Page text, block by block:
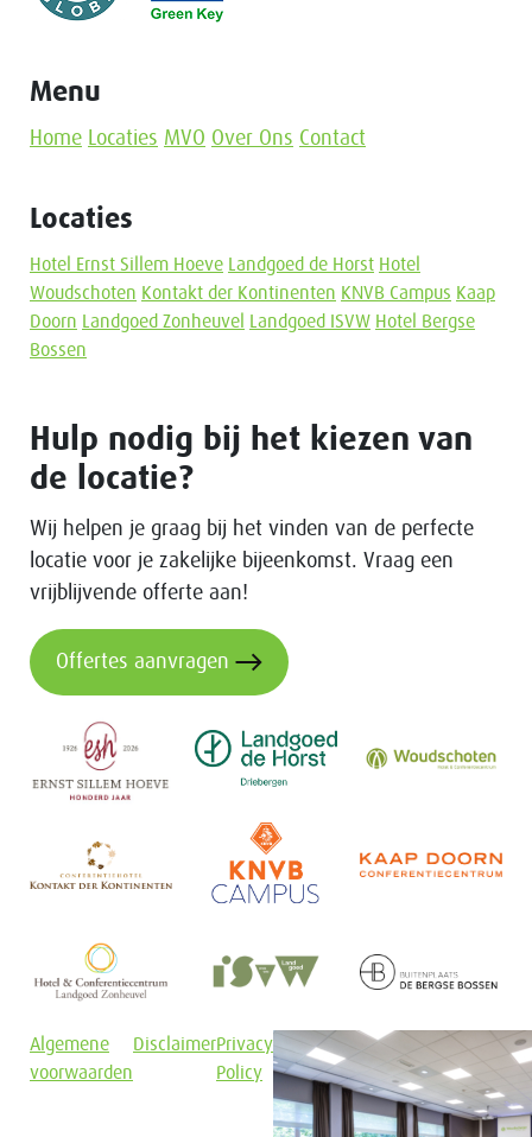
Menu
Home Locaties MVO Over Ons Contact
Locaties
Hotel Ernst Sillem Hoeve Landgoed de Horst Hotel
Woudschoten Kontakt der Kontinenten KNVB Campus Kaap
Doorn
Landgoed Zonheuvel Landgoed ISVW Hotel Bergse
Bossen
Hulp nodig bij het kiezen van
de locatie?
Wij helpen je graag bij het vinden van de perfecte
locatie voor je zakelijke bijeenkomst. Vraag een
vrijblijvende offerte aan!
Offertes aanvragen
Algemene
voorwaarden
DisclaimerPrivacy
Policy